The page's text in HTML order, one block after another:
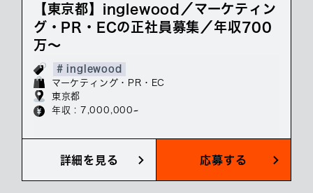
【東京都】inglewood／マーケティン
グ・PR・ECの正社員募集／年収700
万～
# inglewood
マーケティング・PR・EC
東京都
年収 : 7,000,000~
詳細を見る 応募する